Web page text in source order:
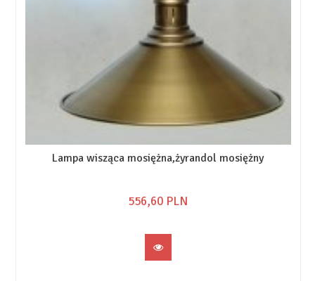
Lampa wisząca mosiężna,żyrandol mosiężny
556,60 PLN